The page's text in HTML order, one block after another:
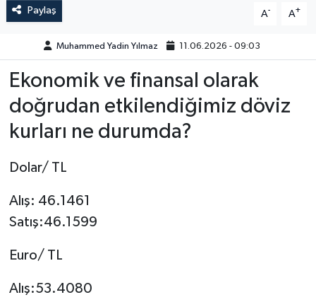
Paylaş A- A+
Muhammed Yadin Yılmaz 11.06.2026 - 09:03
Ekonomik ve finansal olarak
doğrudan etkilendiğimiz döviz
kurları ne durumda?
Dolar/ TL
Alış: 46.1461
Satış:46.1599
Euro/ TL
Alış:53.4080
ÖZEL HABER
POLİTİKA
SAĞLIK
SİYASET
TEKNOLOJİ